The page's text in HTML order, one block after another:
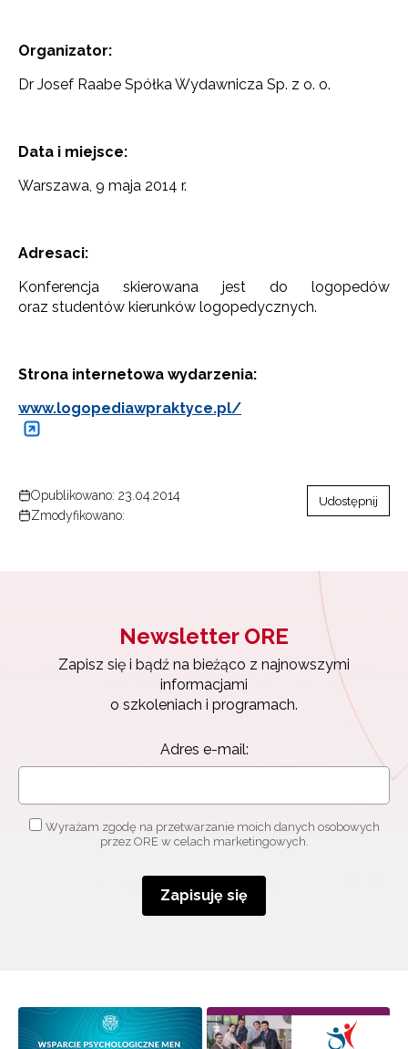
Organizator:
Dr Josef Raabe Spółka Wydawnicza Sp. z o. o.
Data i miejsce:
Warszawa, 9 maja 2014 r.
Adresaci:
Konferencja skierowana jest do logopedów
oraz studentów kierunków logopedycznych.
Strona internetowa wydarzenia:
www.logopediawpraktyce.pl/
Opublikowano: 23.04.2014
Zmodyfikowano:
Udostępnij
Newsletter ORE
Zapisz się i bądź na bieżąco z najnowszymi
informacjami
o szkoleniach i programach.
Adres e-mail:
Wyrażam zgodę na przetwarzanie moich danych osobowych
przez ORE w celach marketingowych.
Zapisuję się
Newsletter ORE
Zapisz się i bądź na bieżąco z najnowszymi
o szkoleniach i programach.
Zapisuję się